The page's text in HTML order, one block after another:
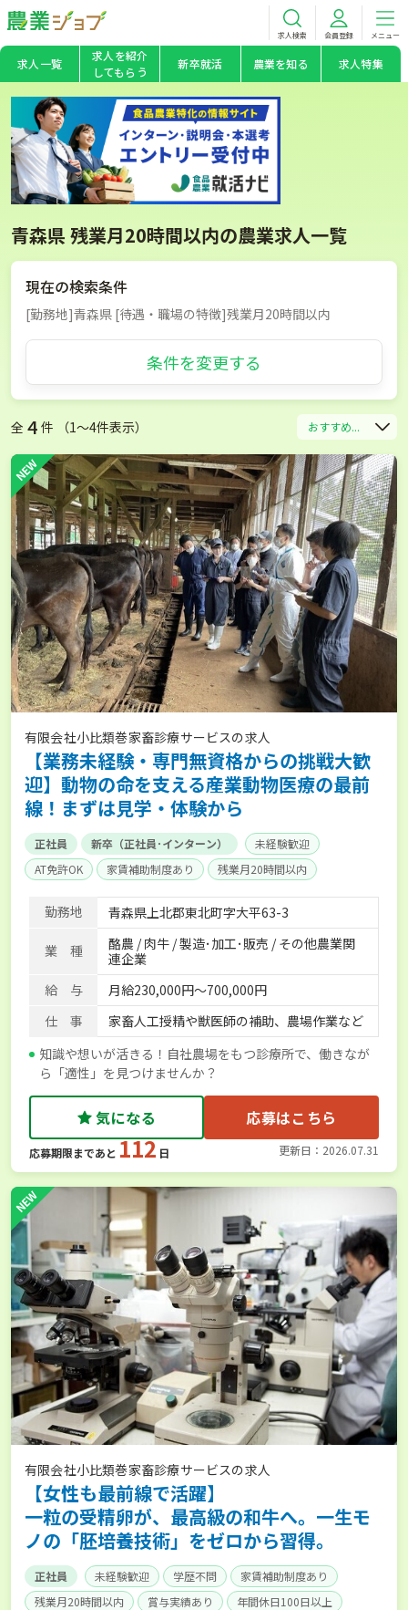
求人検索 会員登録 メニュー
求人一覧
求人を紹介
してもらう
新卒就活 農業を知る 求人特集
青森県 残業月20時間以内の農業求人一覧
現在の検索条件
[勤務地]青森県 [待遇・職場の特徴]残業月20時間以内
条件を変更する
全 4 件 （1〜4件表示） おすすめ...
NEW
有限会社小比類巻家畜診療サービスの求人
【業務未経験・専門無資格からの挑戦大歓
迎】動物の命を支える産業動物医療の最前
線！まずは見学・体験から
正社員 新卒（正社員･インターン）
未経験歓迎
AT免許OK
家賃補助制度あり
残業月20時間以内
賞与実績あり
年間休日100日以上 社会保険完備
勤務地 青森県上北郡東北町字大平63-3
業 種
酪農 / 肉牛 / 製造･加工･販売 / その他農業関
連企業
給 与
月給230,000円～700,000円
仕 事
家畜人工授精や獣医師の補助、農場作業など
知識や想いが活きる！自社農場をもつ診療所で、働きなが
ら「適性」を見つけませんか？
気になる 応募はこちら
応募期限まであと 112 日 更新日：2026.07.31
NEW
有限会社小比類巻家畜診療サービスの求人
【女性も最前線で活躍】
一粒の受精卵が、最高級の和牛へ。一生モ
ノの「胚培養技術」をゼロから習得。
正社員 未経験歓迎 学歴不問
家賃補助制度あり
残業月20時間以内
賞与実績あり
年間休日100日以上